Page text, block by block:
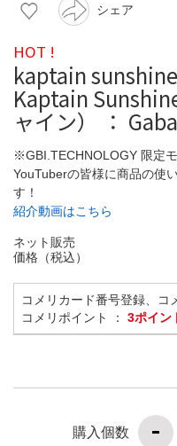
シェア
HOT !
kaptain
Kaptain
ャイン） ：
※GBI.TECHNOLOGY 限定
YouTuberの皆様に商品の使
す！
紹介動画はこちら
ネット販売
価格（税込）
コメリカード番号登録、コ
コメリポイント ： 3ポイン
購入個数